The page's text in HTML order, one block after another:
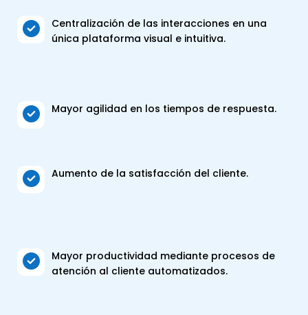

Centralización de las interacciones en una
única plataforma visual e intuitiva.
 Mayor agilidad en los tiempos de respuesta.
 Aumento de la satisfacción del cliente.

Mayor productividad mediante procesos de
atención al cliente automatizados.